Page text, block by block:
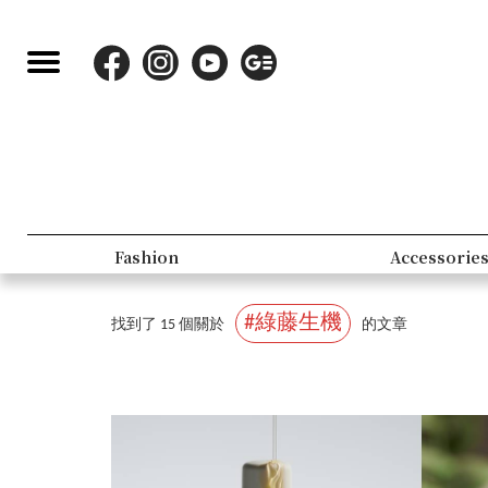
Beauty
找到了 15 個關於 #綠藤生機 的文章